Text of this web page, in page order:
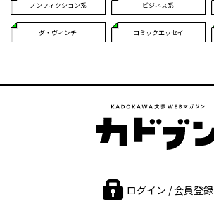
ノンフィクション系 ビジネス系
ダ・ヴィンチ コミックエッセイ
ログイン / 会員登録